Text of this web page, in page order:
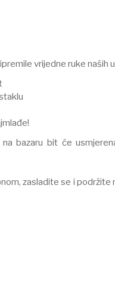
vrijedne ruke naših
bazaru bit će
zasladite se i